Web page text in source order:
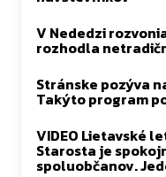
V Nededzi
rozhodla
Stránske pozýva
Takýto program
VIDEO Lietavské
Starosta je
spoluobčanov.